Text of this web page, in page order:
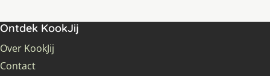
Ontdek KookJij
Over KookJij
Contact